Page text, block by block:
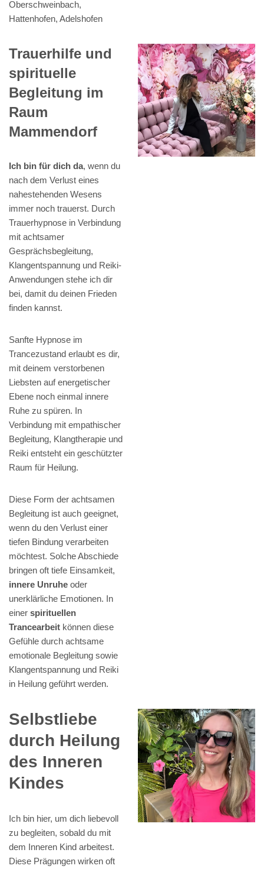
Oberschweinbach,
Hattenhofen, Adelshofen
Trauerhilfe und
spirituelle
Begleitung im
Raum
Mammendorf
Ich bin für dich da, wenn du
nach dem Verlust eines
nahestehenden Wesens
immer noch trauerst. Durch
Trauerhypnose in Verbindung
mit achtsamer
Gesprächsbegleitung,
Klangentspannung und Reiki-
Anwendungen stehe ich dir
bei, damit du deinen Frieden
finden kannst.
Sanfte Hypnose im
Trancezustand erlaubt es dir,
mit deinem verstorbenen
Liebsten auf energetischer
Ebene noch einmal innere
Ruhe zu spüren. In
Verbindung mit empathischer
Begleitung, Klangtherapie und
Reiki entsteht ein geschützter
Raum für Heilung.
Diese Form der achtsamen
Begleitung ist auch geeignet,
wenn du den Verlust einer
tiefen Bindung verarbeiten
möchtest. Solche Abschiede
bringen oft tiefe Einsamkeit,
innere Unruhe oder
unerklärliche Emotionen. In
einer spirituellen
Trancearbeit können diese
Gefühle durch achtsame
emotionale Begleitung sowie
Klangentspannung und Reiki
in Heilung geführt werden.
Selbstliebe
durch Heilung
des Inneren
Kindes
Ich bin hier, um dich liebevoll
zu begleiten, sobald du mit
dem Inneren Kind arbeitest.
Diese Prägungen wirken oft